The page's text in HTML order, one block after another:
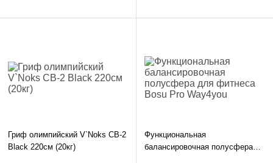
Гриф олимпийский V`Noks CB-2
Black 220см (20кг)
Функциональная
балансировочная полусфера